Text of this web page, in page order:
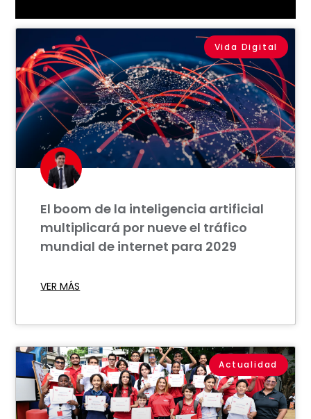
Vida Digital
El boom de la inteligencia artificial
multiplicará por nueve el tráfico
mundial de internet para 2029
VER MÁS
Actualidad